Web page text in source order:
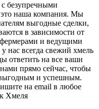
безупречными
наша компания. Мы
выгодные сделки,
в зависимости от
фермерами и ведущими
всегда свежий хмель
ответить на все ваши
прямо сейчас, чтобы
и успешным.
на email в любое
Хмеля